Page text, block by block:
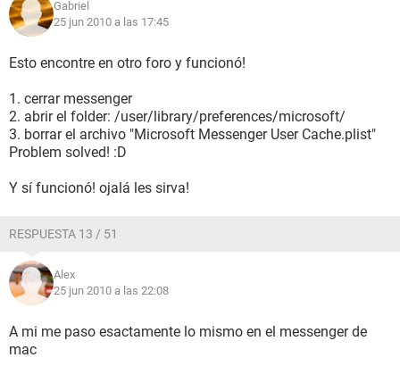
Gabriel
25 jun 2010 a las 17:45
Esto encontre en otro foro y funcionó!
1. cerrar messenger
2. abrir el folder: /user/library/preferences/microsoft/
3. borrar el archivo "Microsoft Messenger User Cache.plist"
Problem solved! :D
Y sí funcionó! ojalá les sirva!
RESPUESTA 13 / 51
Alex
25 jun 2010 a las 22:08
A mi me paso esactamente lo mismo en el messenger de
mac